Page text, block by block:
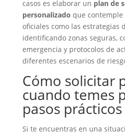
casos es elaborar un plan de
personalizado que
oficiales como las estrategias
identificando zonas seguras,
emergencia y protocolos de
diferentes escenarios de
Cómo solicitar
cuando temes
pasos prácticos
Si te encuentras en una